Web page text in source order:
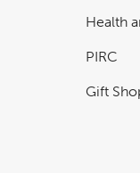
Health
PIRC
Gift